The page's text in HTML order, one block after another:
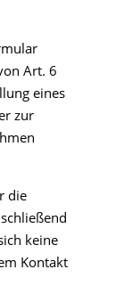
Art. 6
eines
zur
die
keine
Kontakt